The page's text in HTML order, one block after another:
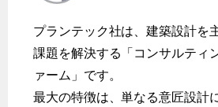
プランテック社は、建築設計を
課題を解決する「コンサルティ
ァーム」です。
最大の特徴は、単なる意匠設計